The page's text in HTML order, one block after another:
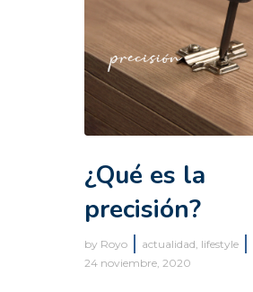
¿Qué es la
precisión?
by Royo actualidad, lifestyle
24 noviembre, 2020